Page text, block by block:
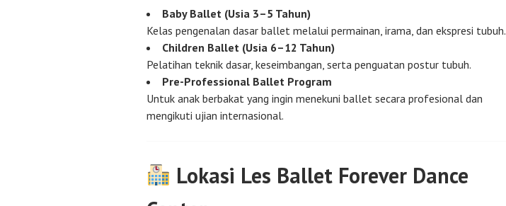
Baby Ballet (Usia 3–5 Tahun)
Kelas pengenalan dasar ballet melalui permainan, irama, dan ekspresi tubuh.
Children Ballet (Usia 6–12 Tahun)
Pelatihan teknik dasar, keseimbangan, serta penguatan postur tubuh.
Pre-Professional Ballet Program
Untuk anak berbakat yang ingin menekuni ballet secara profesional dan
mengikuti ujian internasional.
Lokasi Les Ballet Forever Dance